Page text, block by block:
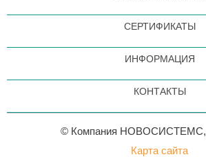
СЕРТИФИКАТЫ
ИНФОРМАЦИЯ
КОНТАКТЫ
© Компания НОВОСИСТЕМС,
Карта сайта